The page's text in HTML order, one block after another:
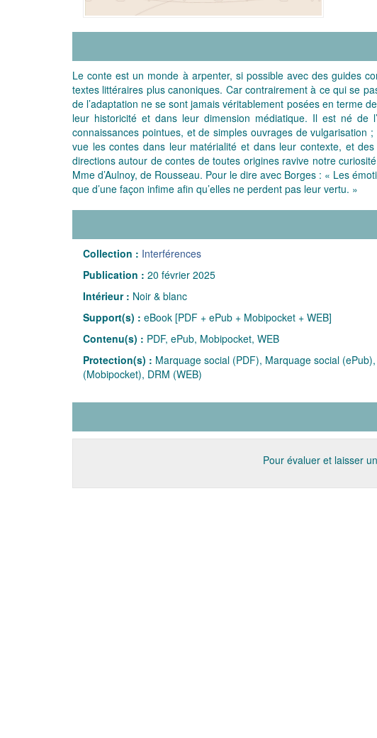
Le conte est un monde à arpenter, si possible avec des guides
textes littéraires plus canoniques. Car contrairement à ce qui se
de l’adaptation ne se sont jamais véritablement posées en terme
leur historicité et dans leur dimension médiatique. Il est né de
connaissances pointues, et de simples ouvrages de
vue les contes dans leur matérialité et dans leur contexte, et
directions autour de contes de toutes origines ravive notre
Mme d’Aulnoy, de Rousseau. Pour le dire avec Borges : « Les
que d’une façon infime afin qu’elles ne perdent pas leur vertu. »
Collection : Interférences
Publication : 20 février 2025
Intérieur : Noir & blanc
Support(s) : eBook [PDF + ePub + Mobipocket + WEB]
Contenu(s) : PDF, ePub, Mobipocket, WEB
Protection(s) : Marquage social (PDF), Marquage social
(Mobipocket), DRM (WEB)
Pour évaluer et laisser